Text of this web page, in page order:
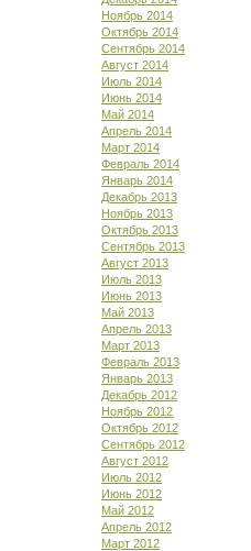
Ноябрь 2014
Октябрь 2014
Сентябрь 2014
Август 2014
Июль 2014
Июнь 2014
Май 2014
Апрель 2014
Март 2014
Февраль 2014
Январь 2014
Декабрь 2013
Ноябрь 2013
Октябрь 2013
Сентябрь 2013
Август 2013
Июль 2013
Июнь 2013
Май 2013
Апрель 2013
Март 2013
Февраль 2013
Январь 2013
Декабрь 2012
Ноябрь 2012
Октябрь 2012
Сентябрь 2012
Август 2012
Июль 2012
Июнь 2012
Май 2012
Апрель 2012
Март 2012